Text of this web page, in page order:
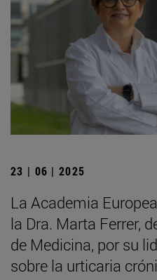
23 | 06 | 2025
La Academia
la Dra. Marta Ferrer,
de Medicina, por su
sobre la urticaria